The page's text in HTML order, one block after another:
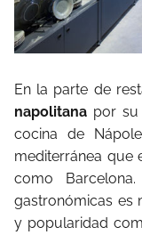
En la parte de
napolitana por su
cocina de
mediterránea que
como
gastronómicas es
y popularidad